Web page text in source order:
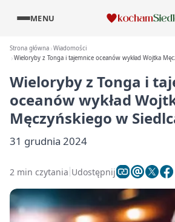
MENU
Strona główna Wiadomości
Wieloryby z Tonga i tajemnice oceanów wykład Wojtka
Wieloryby z Tonga i
oceanów wykład
Męczyńskiego w
31 grudnia 2024
2 min czytania Udostępnij